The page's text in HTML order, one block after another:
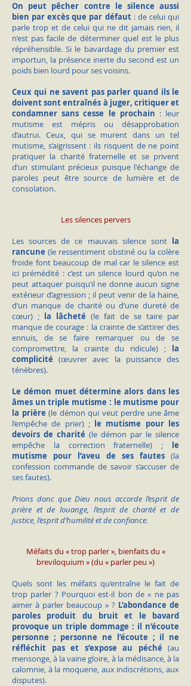
On peut pêcher contre le silence aussi
bien par excès que par défaut: de celui qui
parle trop et de celui qui ne dit jamais rien, il
n’est pas facile de déterminer quel est le plus
répréhensible. Si le bavardage du premier est
importun, la présence inerte du second est un
poids bien lourd pour ses voisins.
Ceux qui ne savent pas parler quand ils le
doivent sont entraînés à juger, critiquer et
condamner sans cesse le prochain : leur
mutisme est mépris ou désapprobation
d’autrui. Ceux, qui se murent dans un tel
mutisme, s’aigrissent : ils risquent de ne point
pratiquer la charité fraternelle et se privent
d’un stimulant précieux puisque l'échange de
paroles peut être source de lumière et de
consolation.
Les silences pervers
Les sources de ce mauvais silence sont la
rancune (le ressentiment obstiné ou la colère
froide font beaucoup de mal car le silence est
ici prémédité : c’est un silence lourd qu’on ne
peut attaquer puisqu’il ne donne aucun signe
extérieur d’agression ; il peut venir de la haine,
d’un manque de charité ou d’une dureté de
cœur) ; la lâcheté (le fait de se taire par
manque de courage : la crainte de s’attirer des
ennuis, de se faire remarquer ou de se
compromettre, la crainte du ridicule) ; la
complicité(œuvrer avec la puissance des
ténèbres).
Le démon muet détermine alors dans les
âmes un triple mutisme : le mutisme pour
la prière (le démon qui veut perdre une âme
l’empêche de prier) ;le mutisme pour les
devoirs de charité (le démon par le silence
empêche la correction fraternelle) ; le
mutisme pour l’aveu de ses fautes (la
confession commande de savoir s’accuser de
ses fautes).
Prions donc que Dieu nous accorde l’esprit de
prière et de louange, l’esprit de charité et de
justice, l’esprit d’humilité et de confiance.
Méfaits du « trop parler », bienfaits du «
breviloquium » (du « parler peu »)
Quels sont les méfaits qu’entraîne le fait de
trop parler ? Pourquoi est-il bon de « ne pas
aimer à parler beaucoup » ? L’abondance de
paroles produit du bruit et le bavard
provoque un triple dommage : il n’écoute
personne ; personne ne l’écoute ; il ne
réfléchit pas et s’expose au péché (au
mensonge, à la vaine gloire, à la médisance, à la
calomnie, à la moquerie, aux indiscrétions, aux
disputes).